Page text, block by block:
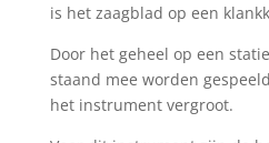
is het zaagblad op een
Door het geheel op een
staand mee worden
het instrument vergroot.